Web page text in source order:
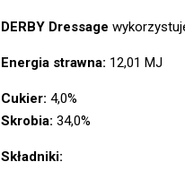
DERBY Dressage
Energia strawna: 12,01 MJ
Cukier: 4,0%
Skrobia: 34,0%
Składniki: